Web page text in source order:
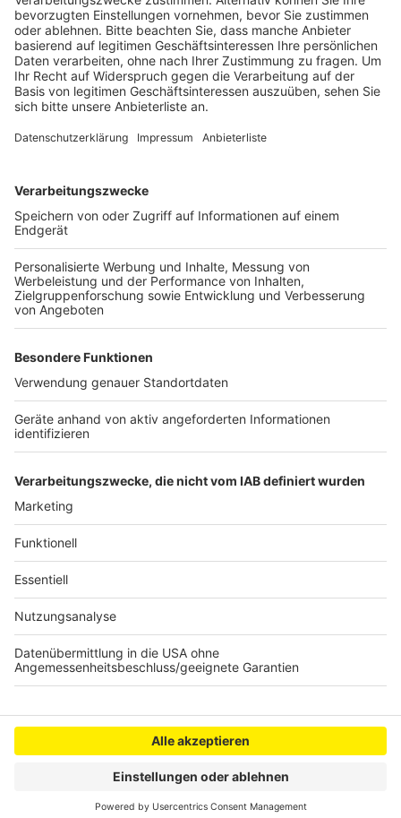
Der Kanalbau und die Verlegung der
Fernwärmeleitungen sind laut Stadt bereits bis zur
Severinusstraße fortgeschritten. Als nächstes steht
der Bau der Straßenoberfläche zwischen der Horbeller
Straße und der Fritz-Räcke-Straße an. Hier soll ein
erster Eindruck entstehen, wie die „Lebensader Lux“
am Ende aussehen wird.
Anfang 2026 fertiggestellt sein.
Anzeige
Weitere Themen von Rhein und Erft
Rhein-Erft: Noch Gelder im Solarförderprogramm
Hürth: Kritik an Zentralisierung bei
Rettungswachen
Einbrüche im Rhein-Erft-Kreis: Polizei sucht
Zeugen
Anzeige
Anzeige